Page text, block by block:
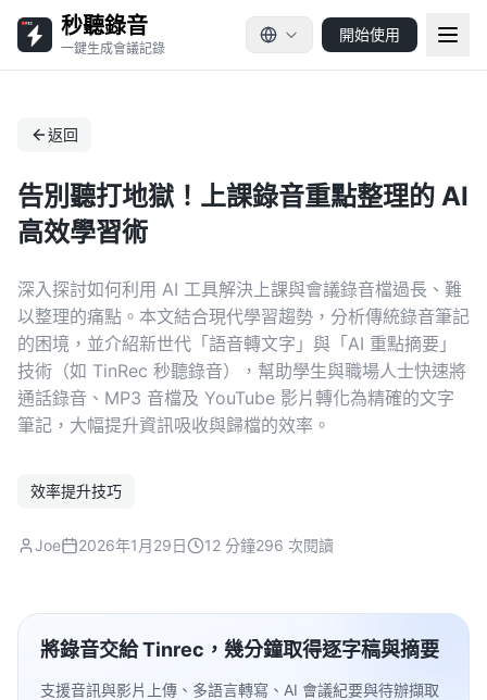
秒聽錄音
一鍵生成會議記錄
開始使用
返回
告別聽打地獄！上課錄音重點整理的 AI
高效學習術
深入探討如何利用 AI 工具解決上課與會議錄音檔過長、難
以整理的痛點。本文結合現代學習趨勢，分析傳統錄音筆記
的困境，並介紹新世代「語音轉文字」與「AI 重點摘要」
技術（如 TinRec 秒聽錄音），幫助學生與職場人士快速將
通話錄音、MP3 音檔及 YouTube 影片轉化為精確的文字
筆記，大幅提升資訊吸收與歸檔的效率。
效率提升技巧
Joe 2026年1月29日 12 分鐘296 次閱讀
將錄音交給 Tinrec，幾分鐘取得逐字稿與摘要
支援音訊與影片上傳、多語言轉寫、AI 會議紀要與待辦擷取